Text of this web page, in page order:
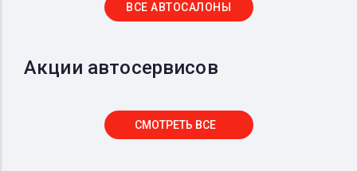
ВСЕ АВТОСАЛОНЫ
Акции автосервисов
СМОТРЕТЬ ВСЕ